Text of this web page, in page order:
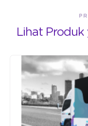
Lihat Produk